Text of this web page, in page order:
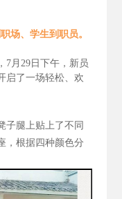
场、学生到职员。
7月29日下午，新员
启了一场轻松、欢
子腿上贴上了不同
，根据四种颜色分